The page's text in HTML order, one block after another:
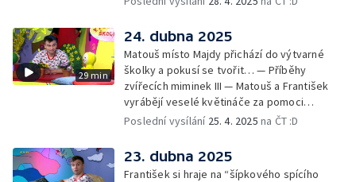
29 min
24. dubna 2025
Matouš místo Majdy přichází do výtvarné
školky a pokusí se tvořit… — Příběhy
zvířecích miminek III — Matouš a František
vyrábějí veselé květináče za pomoci
skořápek z velikonočních vajíček… —
obrázky + rozloučení
Poslední vysílání 25. 4. 2025 na ČT :D
23. dubna 2025
František si hraje na “šípkového spícího